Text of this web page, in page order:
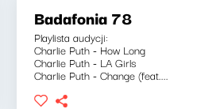
Badafonia 78
Playlista audycji:
Charlie Puth - How Long
Charlie Puth - LA Girls
Charlie Puth - Change (feat....